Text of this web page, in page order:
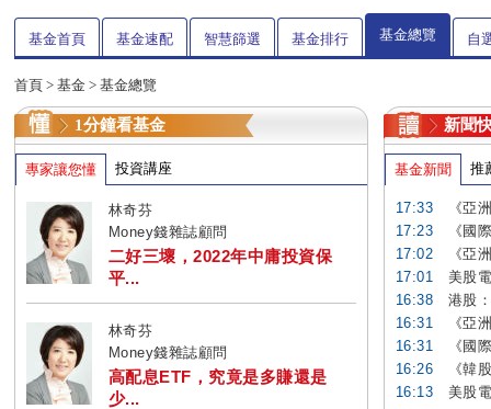
基金首頁 基金速配 智慧篩選 基金排行 基金總覽 自
首頁 > 基金 > 基金總覽
1分鐘看基金
專家讓您懂 投資講座
林奇芬
Money錢雜誌顧問
二好三壞，2022年中庸投資保
平...
林奇芬
Money錢雜誌顧問
高配息ETF，究竟是多賺還是
少...
新聞
基金新聞 推
17:33
《亞
17:23
《國
17:02
《亞
17:01
美股
16:38
港股
16:31
《亞
16:31
《國
16:26
《韓
16:13
美股